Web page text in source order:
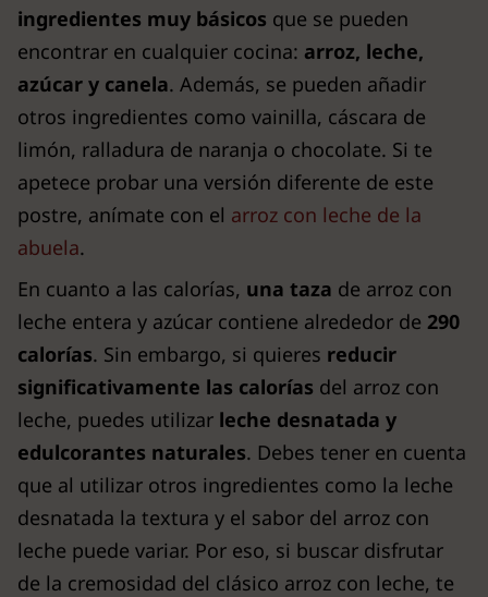
ingredientes muy básicos que se pueden
encontrar en cualquier cocina: arroz, leche,
azúcar y canela. Además, se pueden añadir
otros ingredientes como vainilla, cáscara de
limón, ralladura de naranja o chocolate. Si te
apetece probar una versión diferente de este
postre, anímate con el arroz con leche de la
abuela.
En cuanto a las calorías, una taza de arroz con
leche entera y azúcar contiene alrededor de 290
calorías. Sin embargo, si quieres reducir
significativamente las calorías del arroz con
leche, puedes utilizar leche desnatada y
edulcorantes naturales. Debes tener en cuenta
que al utilizar otros ingredientes como la leche
desnatada la textura y el sabor del arroz con
leche puede variar. Por eso, si buscar disfrutar
de la cremosidad del clásico arroz con leche, te